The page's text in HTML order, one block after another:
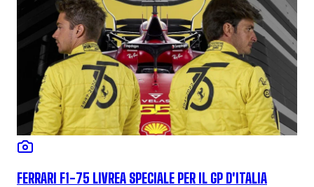
FERRARI F1-75 LIVREA SPECIALE PER IL GP D'ITALIA